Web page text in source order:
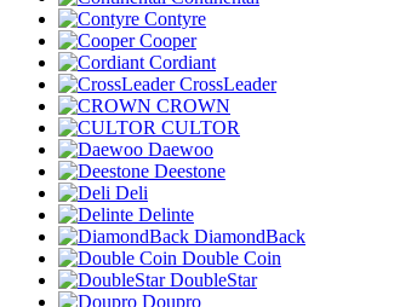
Contyre
Cooper
Cordiant
CrossLeader
CROWN
CULTOR
Daewoo
Deestone
Deli
Delinte
DiamondBack
Double Coin
DoubleStar
Doupro